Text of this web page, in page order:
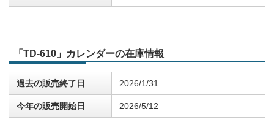
「TD-610」カレンダーの在庫情報
過去の販売終了日 2026/1/31
今年の販売開始日 2026/5/12